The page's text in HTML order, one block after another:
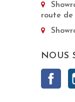
route de
NOUS